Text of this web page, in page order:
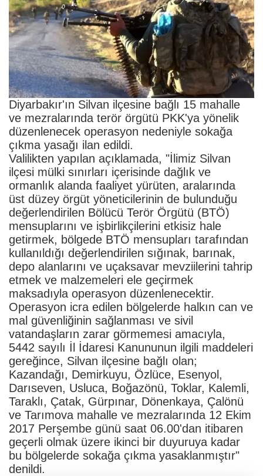
Diyarbakır'ın Silvan ilçesine bağlı 15 mahalle
ve mezralarında terör örgütü PKK'ya yönelik
düzenlenecek operasyon nedeniyle sokağa
çıkma yasağı ilan edildi.
Valilikten yapılan açıklamada, "İlimiz Silvan
ilçesi mülki sınırları içerisinde dağlık ve
ormanlık alanda faaliyet yürüten, aralarında
üst düzey örgüt yöneticilerinin de bulunduğu
değerlendirilen Bölücü Terör Örgütü (BTÖ)
mensuplarını ve işbirlikçilerini etkisiz hale
getirmek, bölgede BTÖ mensupları tarafından
kullanıldığı değerlendirilen sığınak, barınak,
depo alanlarını ve uçaksavar mevziilerini tahrip
etmek ve malzemeleri ele geçirmek
maksadıyla operasyon düzenlenecektir.
Operasyon icra edilen bölgelerde halkın can ve
mal güvenliğinin sağlanması ve sivil
vatandaşların zarar görmemesi amacıyla,
5442 sayılı İl İdaresi Kanununun ilgili maddeleri
gereğince, Silvan ilçesine bağlı olan;
Kazandağı, Demirkuyu, Özlüce, Esenyol,
Darıseven, Usluca, Boğazönü, Toklar, Kalemli,
Taraklı, Çatak, Gürpınar, Dönenkaya, Çalönü
ve Tarımova mahalle ve mezralarında 12 Ekim
2017 Perşembe günü saat 06.00'dan itibaren
geçerli olmak üzere ikinci bir duyuruya kadar
bu bölgelerde sokağa çıkma yasaklanmıştır"
denildi.